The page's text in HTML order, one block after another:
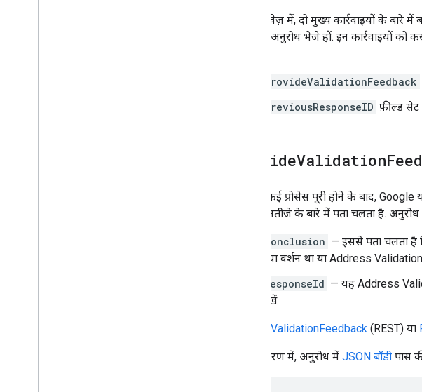
इस दस्तावेज़ में, दो मुख्य कार्रवाइयों के
लिए कई अनुरोध भेजे हों. इन कार्रवाइयों को
provideValidationFeedback
previousResponseID फ़ील्ड सेट
provideValidation
पुष्टि की कई प्रोसेस पूरी होने के बाद,
आखिरी नतीजे के बारे में पता चलता है.
conclusion — इससे पता चलता है
गया वर्शन था या Address
responseId — यह Address
देखें.
provideValidationFeedback (REST) या
इस उदाहरण में, अनुरोध में JSON बॉडी पास